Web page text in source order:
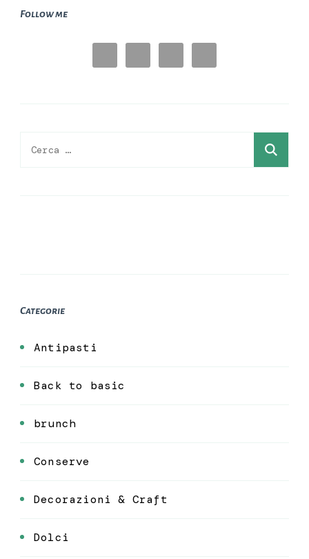
Follow me
Ricerca
Categorie
Antipasti
Back to basic
brunch
Conserve
Decorazioni & Craft
Dolci